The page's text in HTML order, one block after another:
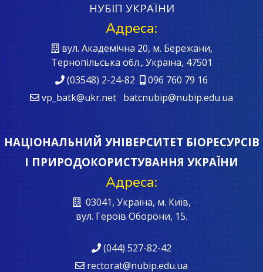
НУБІП УКРАЇНИ
Адреса:
вул. Академічна 20, м. Бережани,
Тернопільська обл., Україна, 47501
(03548) 2-24-82
096 760 79 16
vp_batk@ukr.net batcnubip@nubip.edu.ua
НАЦІОНАЛЬНИЙ УНІВЕРСИТЕТ БІОРЕСУРСІВ
І ПРИРОДОКОРИСТУВАННЯ УКРАЇНИ
Адреса:
03041, Україна, м. Київ,
вул. Героїв Oборони, 15.
(044) 527-82-42
rectorat@nubip.edu.ua